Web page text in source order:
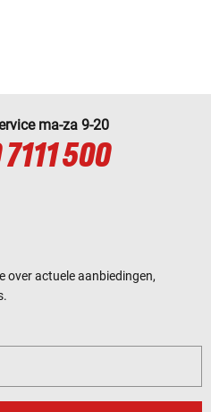
ma-za 9-20
500
over actuele aanbiedingen,